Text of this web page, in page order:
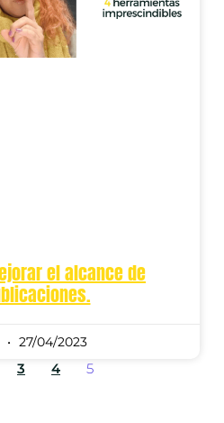
el alcance de
27/04/2023
3 4 5